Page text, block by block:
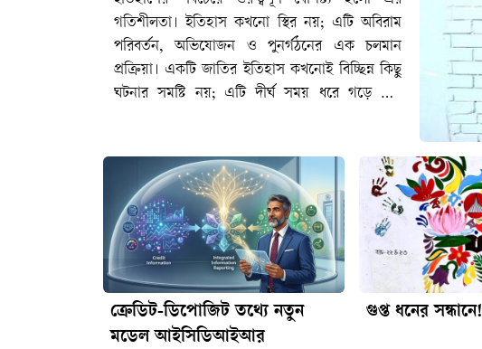
ক্রেডিট-ডিপোজিট তথ্যে নতুন
মডেল আইসিডিআইআর
গুপ্ত ধনের সন্ধানে!